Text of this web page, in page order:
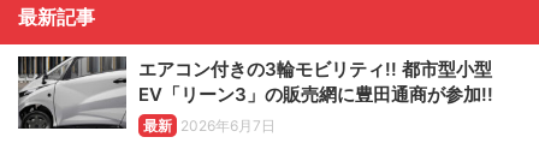
最新記事
エアコン付きの3輪モビリティ!! 都市型小型
EV「リーン3」の販売網に豊田通商が参加!!
最新 2026年6月7日